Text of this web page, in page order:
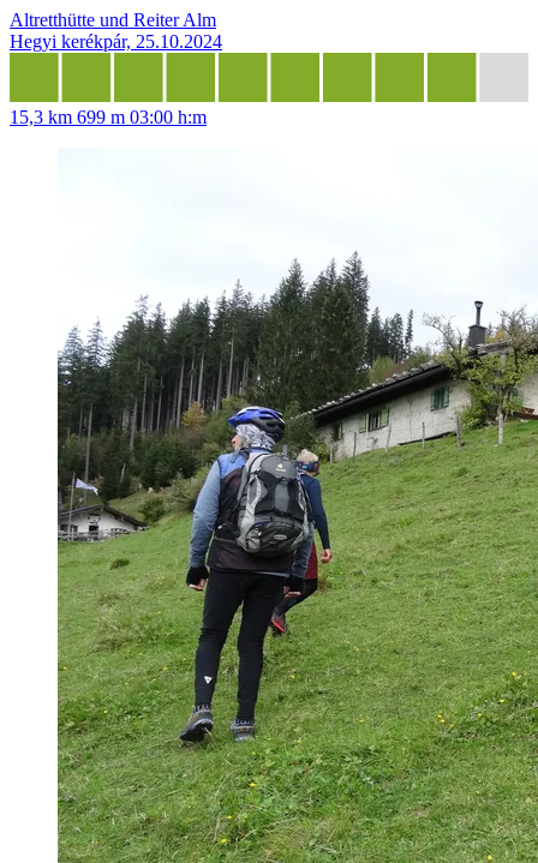
Altretthütte und Reiter Alm
Hegyi kerékpár, 25.10.2024
15,3 km 699 m 03:00 h:m